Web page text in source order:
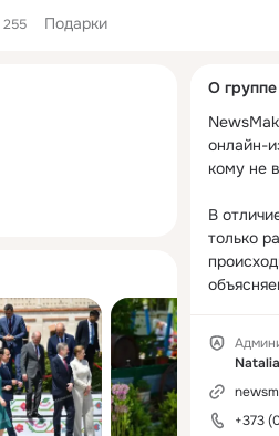
255 Подарки
колонка
О группе
онлайн-
кому не
В
только
Мы не
—
+373